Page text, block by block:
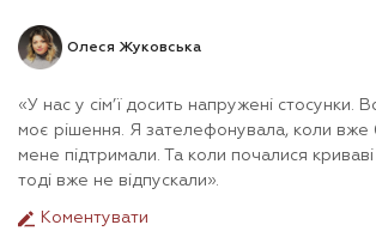
Олеся Жуковська
«У нас у сім’ї досить напружені стосунки.
моє рішення. Я зателефонувала, коли вже
мене підтримали. Та коли почалися
тоді вже не відпускали».
Коментувати